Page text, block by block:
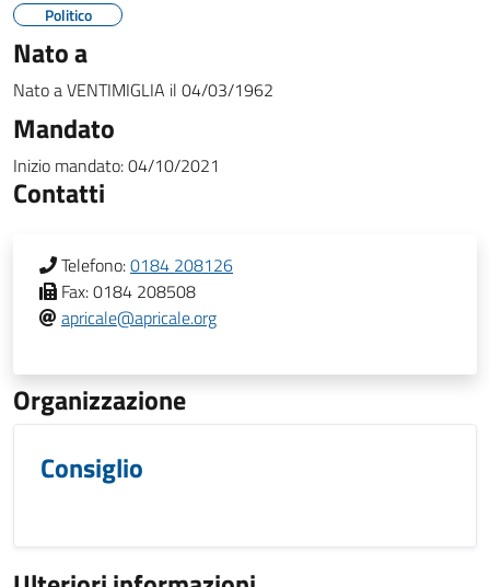
Politico
Nato a
Nato aVENTIMIGLIA il 04/03/1962
Mandato
Inizio mandato:04/10/2021
Contatti
Telefono:0184 208126
Fax:0184 208508
apricale@apricale.org
Organizzazione
Consiglio